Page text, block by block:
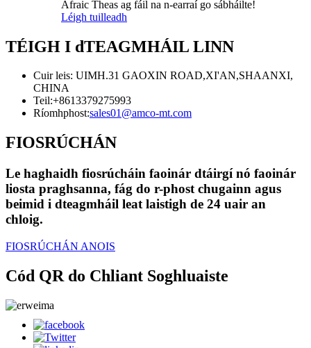
Afraic Theas ag fáil na n-earraí go sábháilte!
Léigh tuilleadh
TÉIGH I dTEAGMHÁIL LINN
Cuir leis: UIMH.31 GAOXIN ROAD,XI'AN,SHAANXI,
CHINA
Teil:+8613379275993
Ríomhphost:sales01@amco-mt.com
FIOSRÚCHÁN
Le haghaidh fiosrúcháin faoinár dtáirgí nó faoinár
liosta praghsanna, fág do r-phost chugainn agus
beimid i dteagmháil leat laistigh de 24 uair an
chloig.
FIOSRÚCHÁN ANOIS
Cód QR do Chliant Soghluaiste